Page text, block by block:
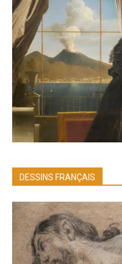
DESSINS FRANÇAIS